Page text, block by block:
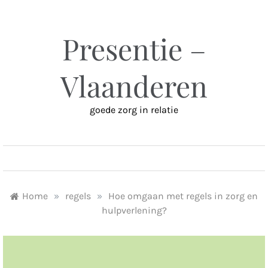
Presentie –
Vlaanderen
goede zorg in relatie
Home » regels »
Hoe omgaan met regels in zorg en
hulpverlening?